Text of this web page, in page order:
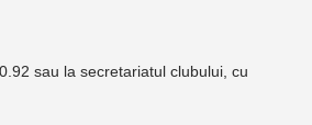
sau la secretariatul clubului, cu